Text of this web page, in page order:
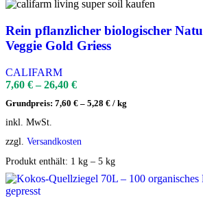
Rein pflanzlicher biologischer
Veggie Gold Griess
CALIFARM
7,60 €–26,40 €
Grundpreis: 7,60 € – 5,28 € / kg
inkl. MwSt.
zzgl. Versandkosten
Produkt enthält: 1 kg – 5 kg